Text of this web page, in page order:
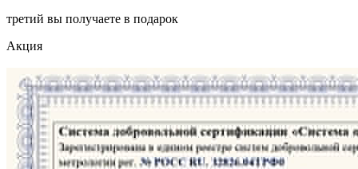
третий вы получаете в подарок
Акция